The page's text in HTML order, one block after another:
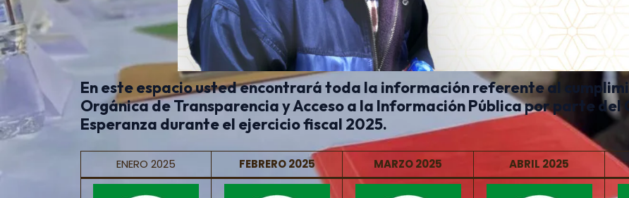
En este espacio usted encontrará toda la información referente al
Orgánica de Transparencia y Acceso a la Información Pública por parte del
Esperanza durante el ejercicio fiscal 2025.
ENERO 2025 FEBRERO 2025 MARZO 2025 ABRIL 2025